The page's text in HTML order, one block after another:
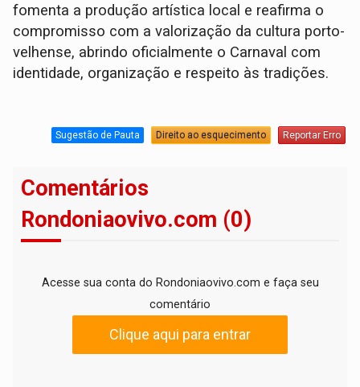
fomenta a produção artística local e reafirma o
compromisso com a valorização da cultura porto-
velhense, abrindo oficialmente o Carnaval com
identidade, organização e respeito às tradições.
Sugestão de Pauta Direito ao esquecimento Reportar Erro
Comentários
Rondoniaovivo.com (0)
Acesse sua conta do Rondoniaovivo.com e faça seu
comentário
Clique aqui para entrar